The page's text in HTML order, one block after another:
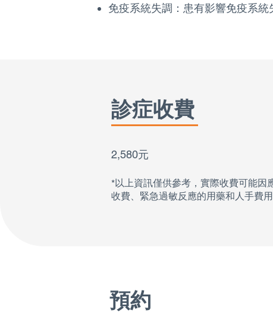
免疫系統失調：患有影響免疫系統
診症收費
2,580元
*以上資訊僅供參考，實際收費可能因
收費、緊急過敏反應的用藥和人手費
預約